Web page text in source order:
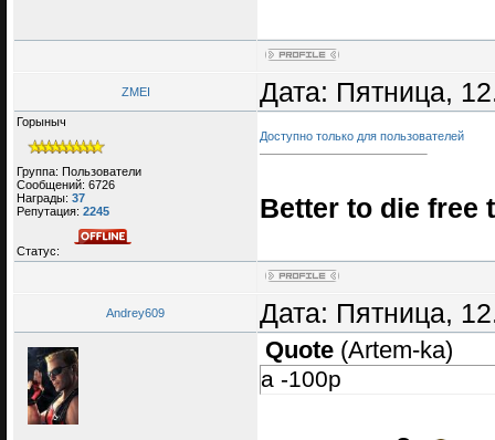
ZMEI Дата: Пятница,
Горыныч
Группа: Пользователи
Сообщений: 6726
Награды: 37
Репутация: 2245
Статус:
Доступно только для пользователей
Better to die free
Andrey609 Дата: Пятница,
Quote (Artem-ka)
а -100р